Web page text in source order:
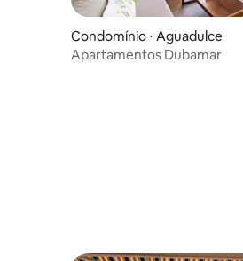
Condomínio ⋅ Aguadulce
Apartamentos Dubamar